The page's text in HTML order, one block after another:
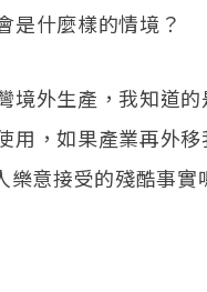
是什麼樣的情境？
境外生產，我知道
用，如果產業再外
意接受的殘酷事實